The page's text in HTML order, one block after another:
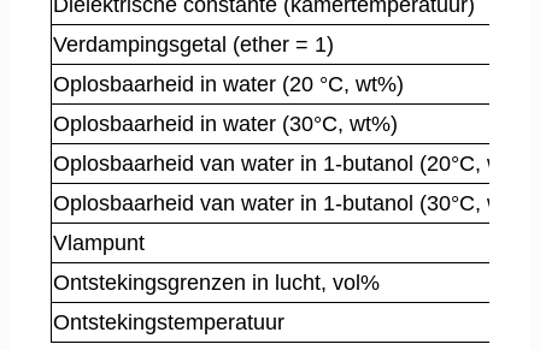
Verdampingsgetal (ether = 1)
Oplosbaarheid in water (20 °C, wt%)
Oplosbaarheid in water (30°C, wt%)
Oplosbaarheid van water in 1-butanol (20°C, wt%)
Oplosbaarheid van water in 1-butanol (30°C, wt%)
Vlampunt
Ontstekingsgrenzen in lucht, vol%
Ontstekingstemperatuur